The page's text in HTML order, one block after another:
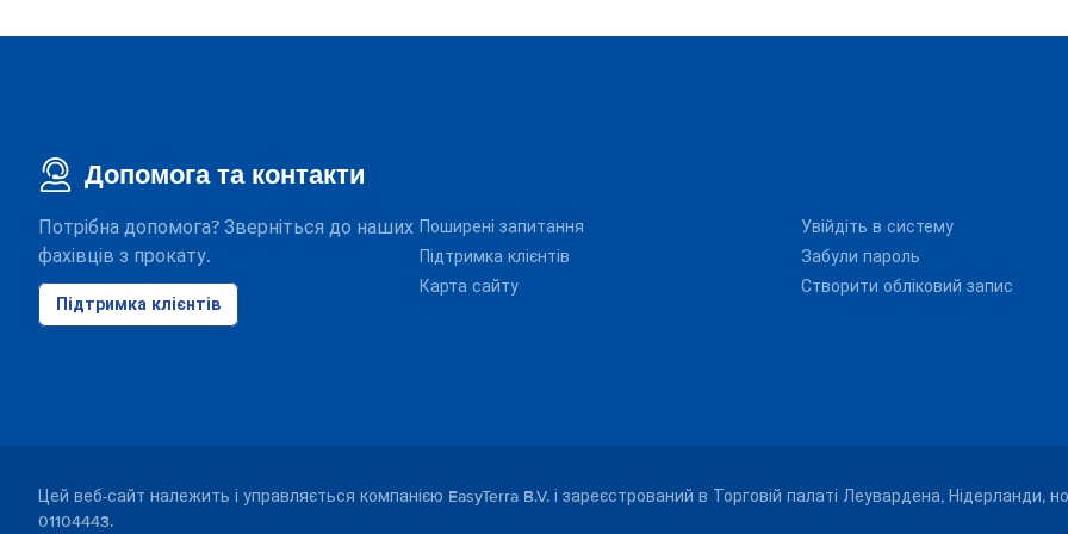
Допомога та контакти
Потрібна допомога? Зверніться до наших
фахівців з прокату.
Підтримка клієнтів
Поширені запитання
Підтримка клієнтів
Карта сайту
Увійдіть в систему
Забули пароль
Створити обліковий запис
Цей веб-сайт належить і управляється компанією EasyTerra B.V. і зареєстрований в Торговій палаті Леувардена, Нідерланди,
01104443.